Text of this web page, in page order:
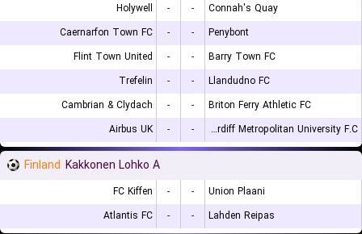
Holywell
- -
Connah's Quay
Caernarfon Town FC
- -
Penybont
Flint Town United
- -
Barry Town FC
Trefelin
- -
Llandudno FC
Cambrian & Clydach
- -
Briton Ferry Athletic FC
Airbus UK
- - Cardiff Metropolitan University F.C.
Finland Kakkonen Lohko A
FC Kiffen - -
Union Plaani
Atlantis FC
- - Lahden Reipas